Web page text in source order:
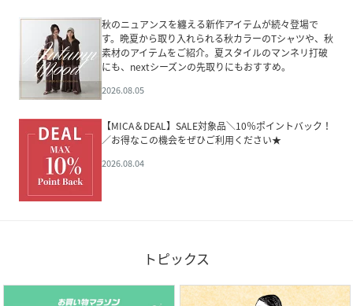
秋のニュアンスを纏える新作アイテムが続々登場で
す。晩夏から取り入れられる秋カラーのTシャツや、秋
素材のアイテムをご紹介。夏スタイルのマンネリ打破
にも、nextシーズンの先取りにもおすすめ。
2026.08.05
【MICA＆DEAL】SALE対象品＼10％ポイントバック！
／お得なこの機会をぜひご利用ください★
2026.08.04
トピックス